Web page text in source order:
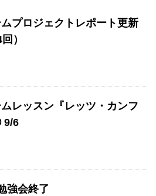
ムプロジェクトレポート更新
）
ムレッスン『レッツ・カンフ
9/6
強会終了